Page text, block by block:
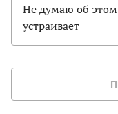
Не думаю об
устраивает